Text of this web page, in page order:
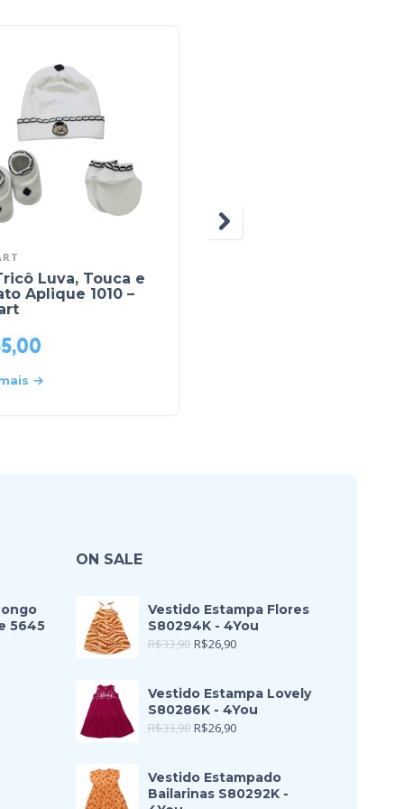
Luva, Touca e
Aplique 1010 –
5645
ON SALE
Vestido Estampa Flores
S80294K - 4You
R$33,90 R$26,90
Vestido Estampa Lovely
S80286K - 4You
R$33,90 R$26,90
Vestido Estampado
Bailarinas S80292K -